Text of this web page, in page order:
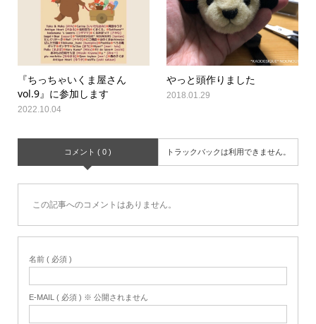
『ちっちゃいくま屋さん
vol.9』に参加します
2022.10.04
やっと頭作りました
2018.01.29
コメント ( 0 ) トラックバックは利用できません。
この記事へのコメントはありません。
名前 ( 必須 )
E-MAIL ( 必須 ) ※ 公開されません